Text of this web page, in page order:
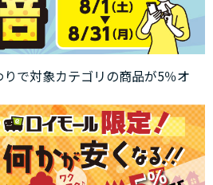
で対象カテゴリの商品が5％オ